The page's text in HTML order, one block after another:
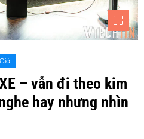
– vẫn đi theo kim
hay nhưng nhìn